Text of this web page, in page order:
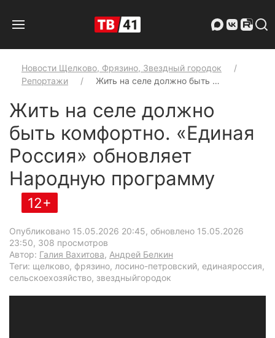
Новости Щелково, Фрязино, Звездный городок
Репортажи
Жить на селе должно быть …
Жить на селе должно
быть комфортно. «Единая
Россия» обновляет
Народную программу
12+
Опубликовано 15.05.2026 20:45, обновлено 15.05.2026
23:50, 308 просмотров
Автор: Галия Вахитова, Андрей Белкин
Теги: щелково, фрязино, лосино-петровский, единаяроссия,
сельскоехозяйство, звездныйгородок